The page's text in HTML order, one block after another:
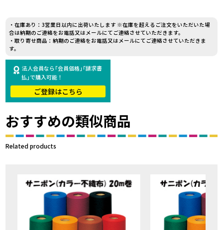
・在庫あり：3営業日以内に出荷いたします ※在庫を超えるご注文をいただいた場
合は納期のご連絡をお電話又はメールにてご連絡させていただきます。
・取り寄せ商品：納期のご連絡をお電話又はメールにてご連絡させていただきま
す。
法人会員なら｢会員価格｣｢請求書
払｣で購入可能！
ご登録はこちら
おすすめの類似商品
Related products